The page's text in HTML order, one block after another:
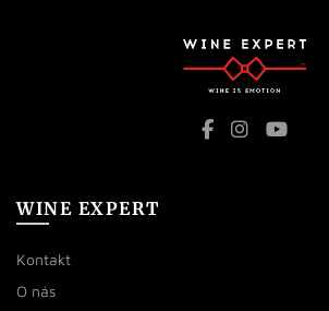
WINE EXPERT
Kontakt
O nás